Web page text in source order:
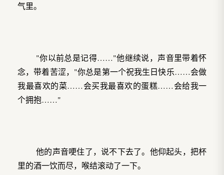
气里。
"你以前总是记得……"他继续说，声音里带着怀
念，带着苦涩，"你总是第一个祝我生日快乐……会做
我最喜欢的菜……会买我最喜欢的蛋糕……会给我一
个拥抱……"
他的声音哽住了，说不下去了。他仰起头，把杯
里的酒一饮而尽，喉结滚动了一下。